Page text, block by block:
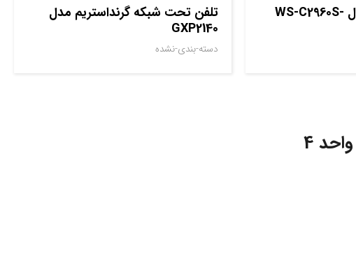
سوييچ سيسکو مدل WS-C2960S-
تلفن تحت شبکه گرنداستریم مدل
GXP2140
دسته-بندی-نشده